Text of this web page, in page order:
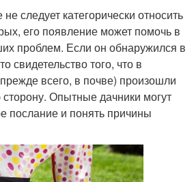
следует категорически относить
его появление может помочь в
проблем. Если он обнаружился в
свидетельство того, что в
всего, в почве) произошли
Опытные дачники могут
послание и понять причины